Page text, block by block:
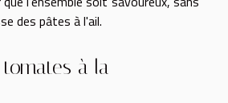
des pâtes à l'ail.
tomates à la